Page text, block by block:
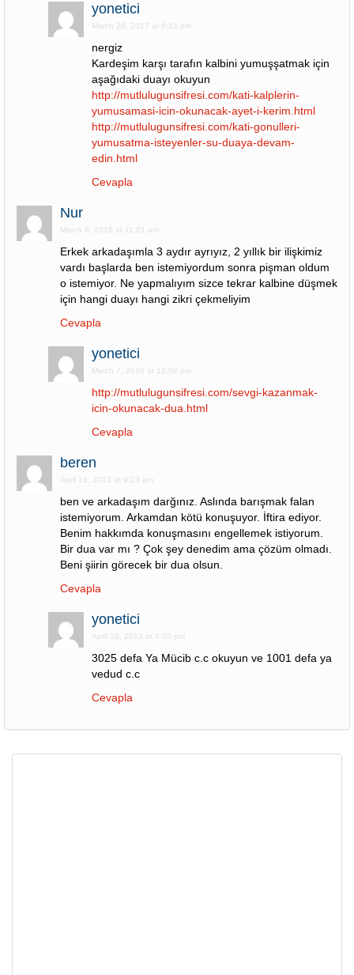
yonetici
March 26, 2017 at 6:15 pm
nergiz
Kardeşim karşı tarafın kalbini yumuşşatmak için
aşağıdaki duayı okuyun
http://mutlulugunsifresi.com/kati-kalplerin-
yumusamasi-icin-okunacak-ayet-i-kerim.html
http://mutlulugunsifresi.com/kati-gonulleri-
yumusatma-isteyenler-su-duaya-devam-
edin.html
Cevapla
Nur
March 6, 2016 at 11:01 am
Erkek arkadaşımla 3 aydır ayrıyız, 2 yıllık bir ilişkimiz
vardı başlarda ben istemiyordum sonra pişman oldum
o istemiyor. Ne yapmalıyım sizce tekrar kalbine düşmek
için hangi duayı hangi zikri çekmeliyim
Cevapla
yonetici
March 7, 2016 at 12:58 pm
http://mutlulugunsifresi.com/sevgi-kazanmak-
icin-okunacak-dua.html
Cevapla
beren
April 18, 2013 at 9:23 am
ben ve arkadaşım darğınız. Aslında barışmak falan
istemiyorum. Arkamdan kötü konuşuyor. İftira ediyor.
Benim hakkımda konuşmasını engellemek istiyorum.
Bir dua var mı ? Çok şey denedim ama çözüm olmadı.
Beni şiirin görecek bir dua olsun.
Cevapla
yonetici
April 18, 2013 at 4:05 pm
3025 defa Ya Mücib c.c okuyun ve 1001 defa ya
vedud c.c
Cevapla